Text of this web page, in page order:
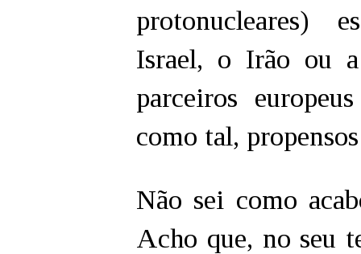
protonucleares)
Israel, o Irão ou
parceiros
como tal,
Não sei como
Acho que, no seu